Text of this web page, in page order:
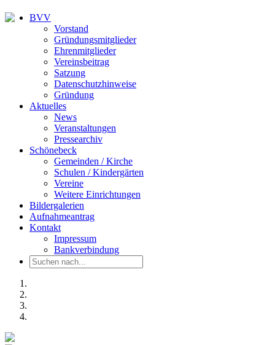
BVV
Vorstand
Gründungsmitglieder
Ehrenmitglieder
Vereinsbeitrag
Satzung
Datenschutzhinweise
Gründung
Aktuelles
News
Veranstaltungen
Pressearchiv
Schönebeck
Gemeinden / Kirche
Schulen / Kindergärten
Vereine
Weitere Einrichtungen
Bildergalerien
Aufnahmeantrag
Kontakt
Impressum
Bankverbindung